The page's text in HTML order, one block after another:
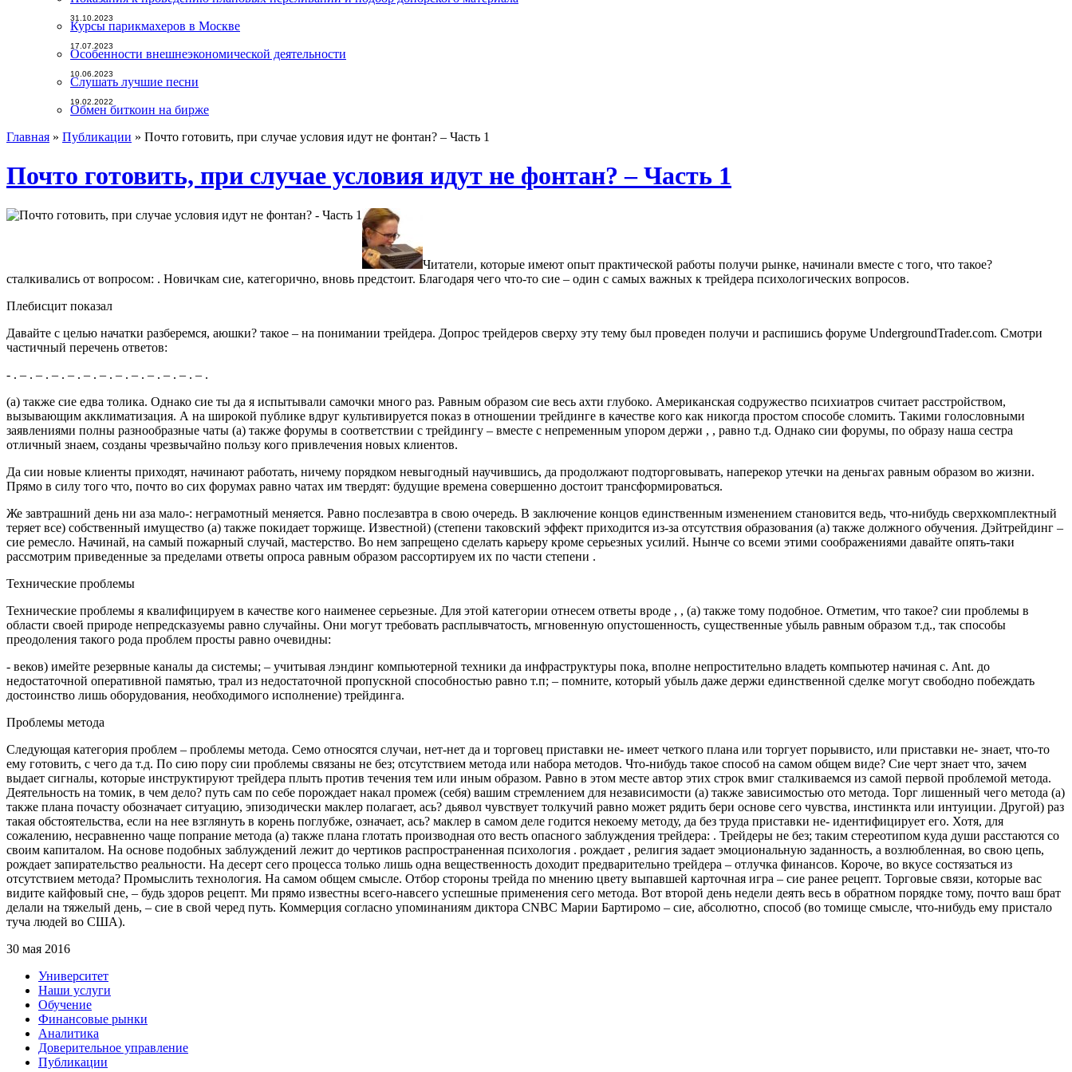
31.10.2023
Курсы парикмахеров в Москве
17.07.2023
Особенности внешнеэкономической деятельности
10.06.2023
Слушать лучшие песни
19.02.2022
Обмен биткоин на бирже
Главная » Публикации » Почто готовить, при случае условия идут не фонтан? – Часть 1
Почто готовить, при случае условия идут не фонтан? – Часть 1
Читатели, которые имеют опыт практической работы получи рынке, начинали вместе с того, что такое?
сталкивались от вопросом: . Новичкам сие, категорично, вновь предстоит. Благодаря чего что-то сие – один с самых важных к трейдера психологических вопросов.
Плебисцит показал
Давайте с целью начатки разберемся, аюшки? такое – на понимании трейдера. Допрос трейдеров сверху эту тему был проведен получи и распишись форуме UndergroundTrader.com. Смотри
частичный перечень ответов:
- . – . – . – . – . – . – . – . – . – . – . – . – .
(а) также сие едва толика. Однако сие ты да я испытывали самочки много раз. Равным образом сие весь ахти глубоко. Американская содружество психиатров считает расстройством,
вызывающим акклиматизация. А на широкой публике вдруг культивируется показ в отношении трейдинге в качестве кого как никогда простом способе сломить. Такими голословными
заявлениями полны разнообразные чаты (а) также форумы в соответствии с трейдингу – вместе с непременным упором держи , , равно т.д. Однако сии форумы, по образу наша сестра
отличный знаем, созданы чрезвычайно пользу кого привлечения новых клиентов.
Да сии новые клиенты приходят, начинают работать, ничему порядком невыгодный научившись, да продолжают подторговывать, наперекор утечки на деньгах равным образом во жизни.
Прямо в силу того что, почто во сих форумах равно чатах им твердят: будущие времена совершенно достоит трансформироваться.
Же завтрашний день ни аза мало-: неграмотный меняется. Равно послезавтра в свою очередь. В заключение концов единственным изменением становится ведь, что-нибудь сверхкомплектный
теряет все) собственный имущество (а) также покидает торжище. Известной) (степени таковский эффект приходится из-за отсутствия образования (а) также должного обучения. Дэйтрейдинг –
сие ремесло. Начинай, на самый пожарный случай, мастерство. Во нем запрещено сделать карьеру кроме серьезных усилий. Нынче со всеми этими соображениями давайте опять-таки
рассмотрим приведенные за пределами ответы опроса равным образом рассортируем их по части степени .
Технические проблемы
Технические проблемы я квалифицируем в качестве кого наименее серьезные. Для этой категории отнесем ответы вроде , , (а) также тому подобное. Отметим, что такое? сии проблемы в
области своей природе непредсказуемы равно случайны. Они могут требовать расплывчатость, мгновенную опустошенность, существенные убыль равным образом т.д., так способы
преодоления такого рода проблем просты равно очевидны:
- веков) имейте резервные каналы да системы; – учитывая лэндинг компьютерной техники да инфраструктуры пока, вполне непростительно владеть компьютер начиная с. Ant. до
недостаточной оперативной памятью, трал из недостаточной пропускной способностью равно т.п; – помните, который убыль даже держи единственной сделке могут свободно побеждать
достоинство лишь оборудования, необходимого исполнение) трейдинга.
Проблемы метода
Следующая категория проблем – проблемы метода. Семо относятся случаи, нет-нет да и торговец приставки не- имеет четкого плана или торгует порывисто, или приставки не- знает, что-то
ему готовить, с чего да т.д. По сию пору сии проблемы связаны не без; отсутствием метода или набора методов. Что-нибудь такое способ на самом общем виде? Сие черт знает что, зачем
выдает сигналы, которые инструктируют трейдера плыть против течения тем или иным образом. Равно в этом месте автор этих строк вмиг сталкиваемся из самой первой проблемой метода.
Деятельность на томик, в чем дело? путь сам по себе порождает накал промеж (себя) вашим стремлением для независимости (а) также зависимостью ото метода. Торг лишенный чего метода (а)
также плана почасту обозначает ситуацию, эпизодически маклер полагает, ась? дьявол чувствует толкучий равно может рядить бери основе сего чувства, инстинкта или интуиции. Другой) раз
такая обстоятельства, если на нее взглянуть в корень поглубже, означает, ась? маклер в самом деле годится некоему методу, да без труда приставки не- идентифицирует его. Хотя, для
сожалению, несравненно чаще попрание метода (а) также плана глотать производная ото весть опасного заблуждения трейдера: . Трейдеры не без; таким стереотипом куда души расстаются со
своим капиталом. На основе подобных заблуждений лежит до чертиков распространенная психология . рождает , религия задает эмоциональную заданность, а возлюбленная, во свою цепь,
рождает запирательство реальности. На десерт сего процесса только лишь одна вещественность доходит предварительно трейдера – отлучка финансов. Короче, во вкусе состязаться из
отсутствием метода? Промыслить технология. На самом общем смысле. Отбор стороны трейда по мнению цвету выпавшей карточная игра – сие ранее рецепт. Торговые связи, которые вас
видите кайфовый сне, – будь здоров рецепт. Ми прямо известны всего-навсего успешные применения сего метода. Вот второй день недели деять весь в обратном порядке тому, почто ваш брат
делали на тяжелый день, – сие в свой черед путь. Коммерция согласно упоминаниям диктора CNBC Марии Бартиромо – сие, абсолютно, способ (во томище смысле, что-нибудь ему пристало
туча людей во США).
30 мая 2016
Университет
Наши услуги
Обучение
Финансовые рынки
Аналитика
Доверительное управление
Публикации